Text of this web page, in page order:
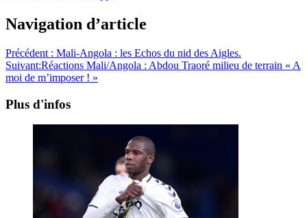
Navigation d’article
Précédent : Mali-Angola : les Echos du nid des Aigles.
Suivant:Réactions Mali/Angola : Abdou Traoré milieu de terrain « A
moi de m’imposer ! »
Plus d'infos